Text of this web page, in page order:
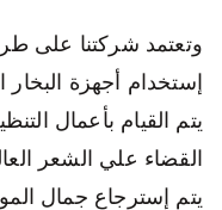
وتعتمد شركتنا على
إستخدام أجهزة
يتم القيام بأعمال
القضاء علي الشعر
يتم إسترجاع جمال